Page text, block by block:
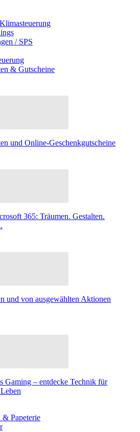
/ SPS
& Gutscheine
und Online-Geschenkgutscheine
365: Träumen. Gestalten.
und von ausgewählten Aktionen
Gaming – entdecke Technik für
Papeterie